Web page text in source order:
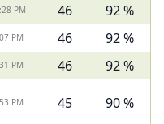
PM 46
92 %
PM 46
92 %
PM 46 92 %
PM 45 90 %